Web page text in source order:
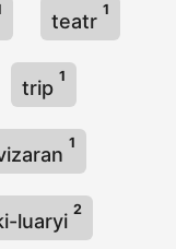
teatr
1
trip
1
1
luaryi
2